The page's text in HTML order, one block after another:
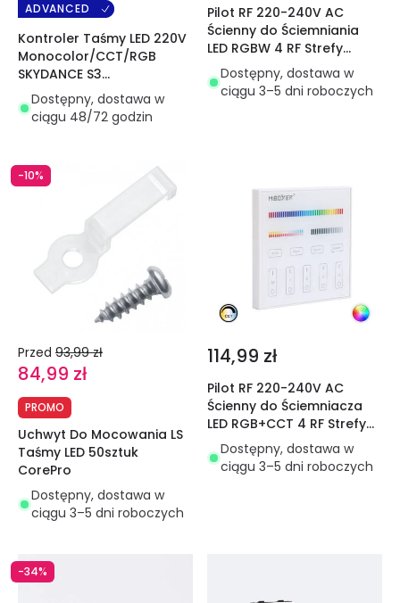
ADVANCED
Kontroler Taśmy LED 220V
Monocolor/CCT/RGB
SKYDANCE S3
Kompatybilny z con
Przyciskiem i Pilotem RF
Dostępny, dostawa w
ciągu 48/72 godzin
Pilot RF 220-240V AC
Ścienny do Ściemniania
LED RGBW 4 RF Strefy
MiBoxer T3
Dostępny, dostawa w
ciągu 3–5 dni roboczych
-10%
Przed 93,99 zł
84,99 zł
PROMO
Uchwyt Do Mocowania LS
Taśmy LED 50sztuk
CorePro
Dostępny, dostawa w
ciągu 3–5 dni roboczych
114,99 zł
Pilot RF 220-240V AC
Ścienny do Ściemniacza
LED RGB+CCT 4 RF Strefy
MiBoxer T4
Dostępny, dostawa w
ciągu 3–5 dni roboczych
-34%